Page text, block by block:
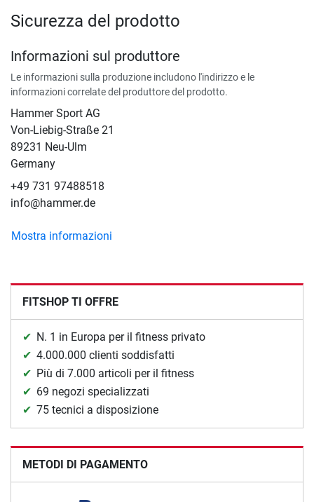
Sicurezza del prodotto
Informazioni sul produttore
Le informazioni sulla produzione includono l'indirizzo e le
informazioni correlate del produttore del prodotto.
Hammer Sport AG
Von-Liebig-Straße 21
89231 Neu-Ulm
Germany
+49 731 97488518
info@hammer.de
Mostra informazioni
FITSHOP TI OFFRE
N. 1 in Europa per il fitness privato
4.000.000 clienti soddisfatti
Più di 7.000 articoli per il fitness
69 negozi specializzati
75 tecnici a disposizione
METODI DI PAGAMENTO